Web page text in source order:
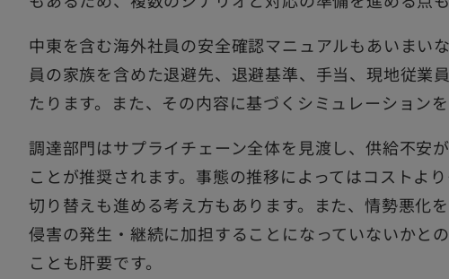
中東を含む海外社員の安全確認マニュアルもあいまい
員の家族を含めた退避先、退避基準、手当、現地従業
たります。また、その内容に基づくシミュレーション
調達部門はサプライチェーン全体を見渡し、供給不安
ことが推奨されます。事態の推移によってはコストよ
切り替えも進める考え方もあります。また、情勢悪化
侵害の発生・継続に加担することになっていないかと
ことも肝要です。